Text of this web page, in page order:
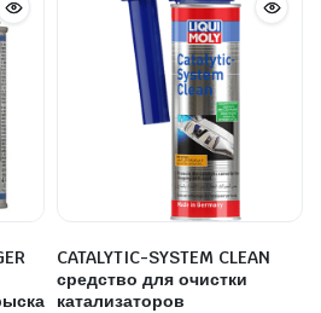
CATALYTIC-SYSTEM CLEAN
средство для очистки
катализаторов